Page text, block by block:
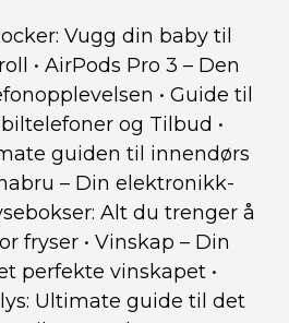
Vugg din baby til
• AirPods Pro 3 – Den
• Guide til
og Tilbud •
guiden til innendørs
– Din elektronikk-
Alt du trenger å
fryser • Vinskap – Din
perfekte vinskapet •
Ultimate guide til det